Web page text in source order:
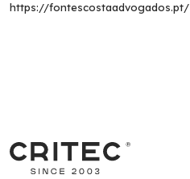
https://fontescostaadvogados.pt/